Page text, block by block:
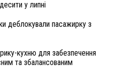
у липні
деблокували пасажирку з
кухню для забезпечення
та збалансованим